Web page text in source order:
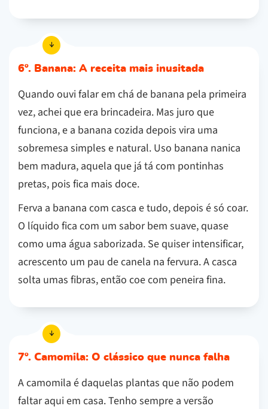
6º. Banana: A receita mais inusitada
Quando ouvi falar em chá de banana pela primeira
vez, achei que era brincadeira. Mas juro que
funciona, e a banana cozida depois vira uma
sobremesa simples e natural. Uso banana nanica
bem madura, aquela que já tá com pontinhas
pretas, pois fica mais doce.
Ferva a banana com casca e tudo, depois é só coar.
O líquido fica com um sabor bem suave, quase
como uma água saborizada. Se quiser intensificar,
acrescento um pau de canela na fervura. A casca
solta umas fibras, então coe com peneira fina.
7º. Camomila: O clássico que nunca falha
A camomila é daquelas plantas que não podem
faltar aqui em casa. Tenho sempre a versão